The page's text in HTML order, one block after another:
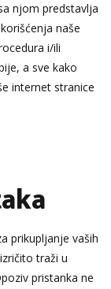
njom predstavlja
naše
i/ili
a sve kako
internet stranice
prikupljanje vaših
traži u
pristanka ne